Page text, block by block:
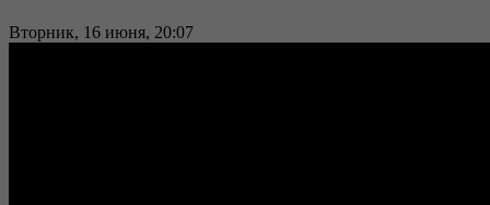
Вторник, 16 июня, 20:07